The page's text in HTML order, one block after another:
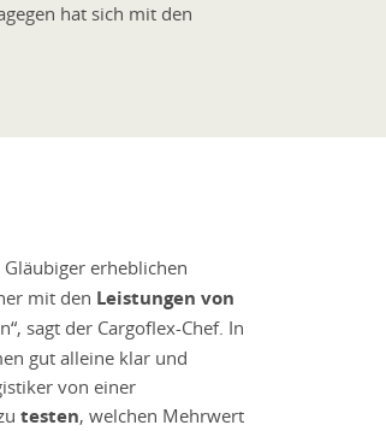
hat sich mit den
erheblichen
mit den Leistungen von
sagt der Cargoflex-Chef. In
gut alleine klar und
von einer
testen, welchen Mehrwert